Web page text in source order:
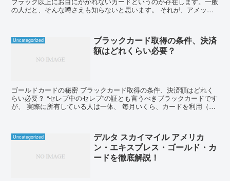
の人だと、そんな噂さえも知らないと思います。 それが、アメック
Uncategorized
ブラックカード取得の条件、決済
額はどれくらい必要？
ゴールドカードの秘密 ブラックカード取得の条件、決済額はどれく
らい必要？ “セレブ中のセレブ”の証とも言うべきブラックカードです
が、 実際に所有している人は一体、 毎月いくら、カードを利用（決
Uncategorized
デルタ スカイマイル アメリカ
ン・エキスプレス・ゴールド・カ
ードを徹底解説！